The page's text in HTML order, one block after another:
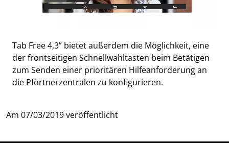
Tab Free 4,3” bietet außerdem die Möglichkeit, eine
der frontseitigen Schnellwahltasten beim Betätigen
zum Senden einer prioritären Hilfeanforderung an
die Pförtnerzentralen zu konfigurieren.
Am 07/03/2019veröffentlicht